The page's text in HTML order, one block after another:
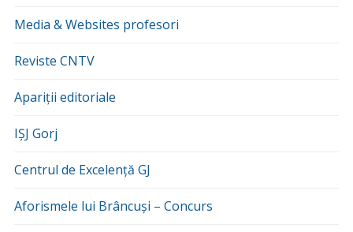
Media & Websites profesori
Reviste CNTV
Apariții editoriale
IȘJ Gorj
Centrul de Excelență GJ
Aforismele lui Brâncuși – Concurs